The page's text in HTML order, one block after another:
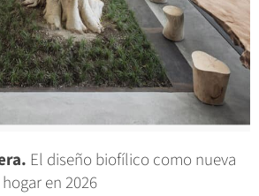
El diseño biofílico como nueva
en 2026